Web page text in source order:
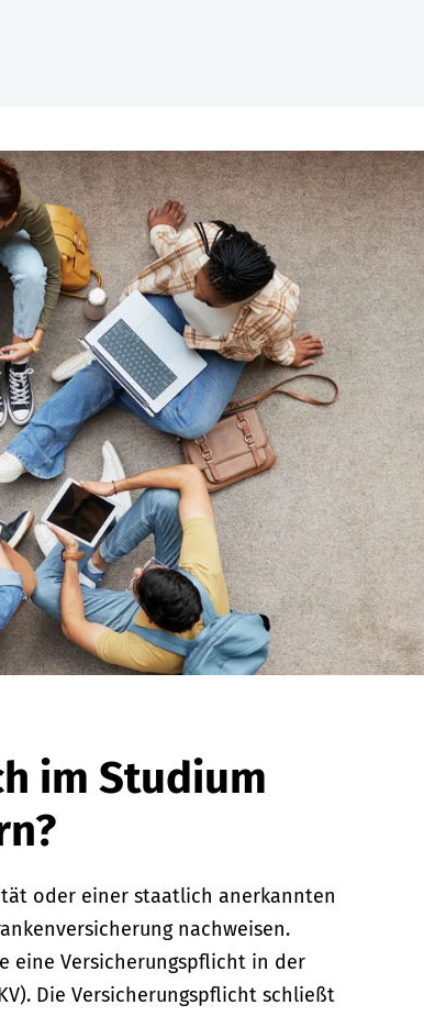
im Studium
oder einer staatlich anerkannten
nachweisen.
eine Versicherungspflicht in der
Die Versicherungspflicht schließt